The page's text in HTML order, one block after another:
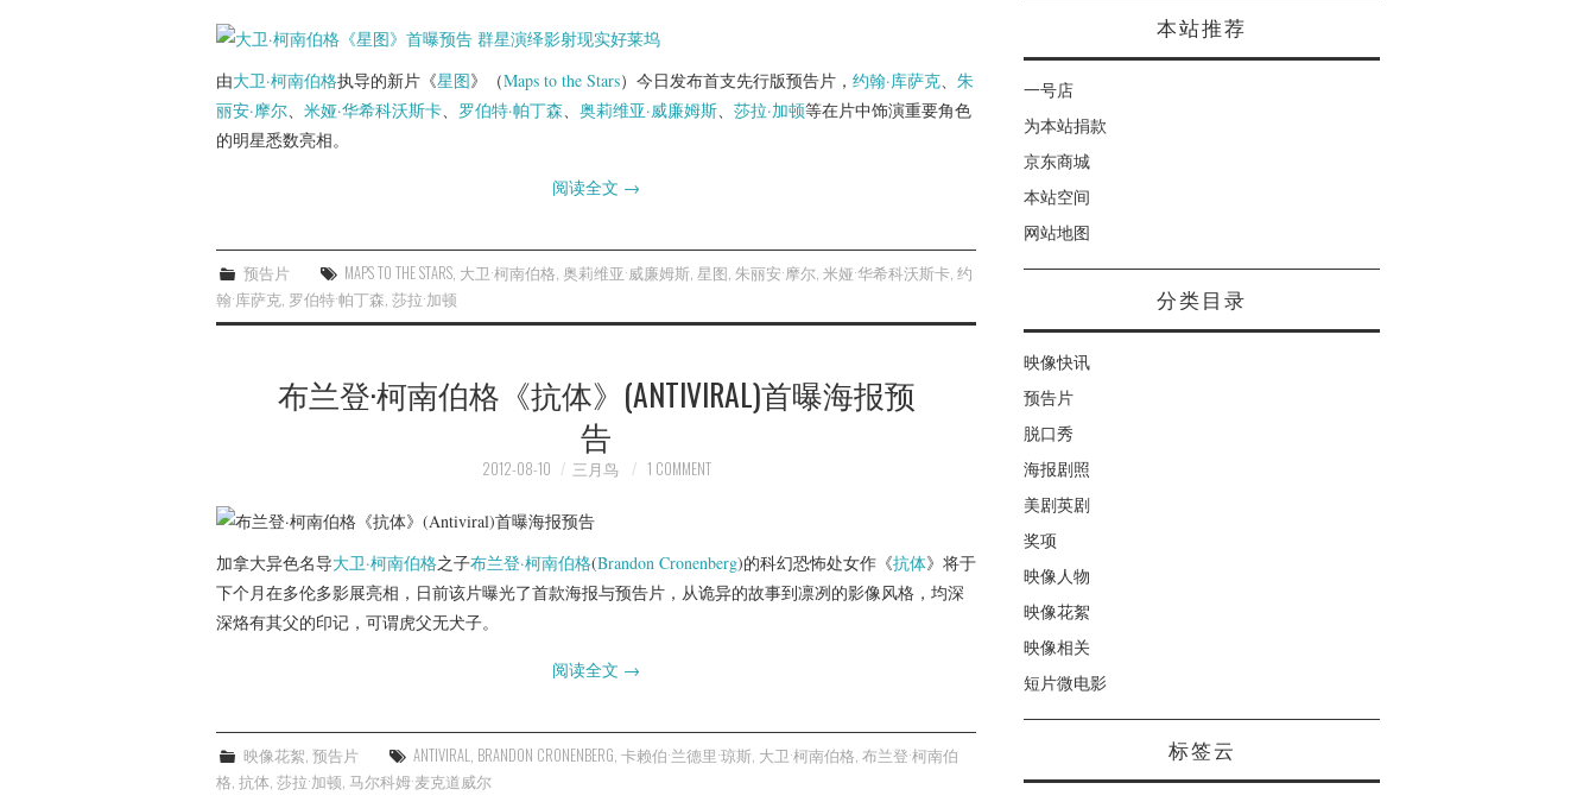
由大卫·柯南伯格执导的新片《星图》（Maps to the Stars）今日发布首支先行版预告片， 约翰·库萨克、 朱
丽安·摩尔、 米娅·华希科沃斯卡、 罗伯特·帕丁森、 奥莉维亚·威廉姆斯、 莎拉·加顿等在片中饰演重要角色
的明星悉数亮相。
阅读全文 →
预告片 MAPS TO THE STARS, 大卫·柯南伯格,奥莉维亚·威廉姆斯,星图, 朱丽安·摩尔,米娅·华希科沃斯卡,约
翰·库萨克, 罗伯特·帕丁森, 莎拉·加顿
布兰登·柯南伯格《抗体》(ANTIVIRAL)首曝海报预
告
2012-08-10 三月鸟 1 COMMENT
加拿大异色名导大卫·柯南伯格之子布兰登·柯南伯格(Brandon Cronenberg)的科幻恐怖处女作《抗体》将于
下个月在多伦多影展亮相，日前该片曝光了首款海报与预告片，从诡异的故事到凛冽的影像风格，均深
深烙有其父的印记，可谓虎父无犬子。
阅读全文 →
映像花絮,预告片 ANTIVIRAL, BRANDON CRONENBERG,卡赖伯·兰德里·琼斯, 大卫·柯南伯格,布兰登·柯南伯
格, 抗体, 莎拉·加顿, 马尔科姆·麦克道威尔
本站推荐
一号店
为本站捐款
京东商城
本站空间
网站地图
分类目录
映像快讯
预告片
脱口秀
海报剧照
美剧英剧
奖项
映像人物
映像花絮
映像相关
短片微电影
标签云